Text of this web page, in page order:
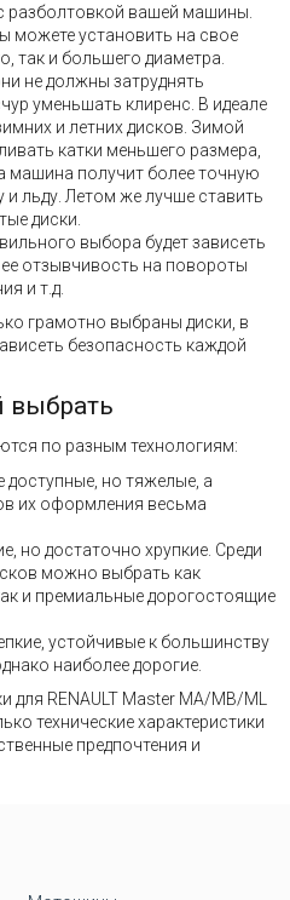
разболтовкой вашей машины.
можете установить на свое
так и большего диаметра.
не должны затруднять
уменьшать клиренс. В идеале
и летних дисков. Зимой
катки меньшего размера,
машина получит более точную
и льду. Летом же лучше ставить
диски.
выбора будет зависеть
отзывчивость на повороты
и т.д.
грамотно выбраны диски, в
безопасность каждой
выбрать
по разным технологиям:
но тяжелые, а
их оформления весьма
но достаточно хрупкие. Среди
можно выбрать как
и премиальные дорогостоящие
устойчивые к большинству
наиболее дорогие.
для RENAULT Master MA/MB/ML
технические характеристики
предпочтения и